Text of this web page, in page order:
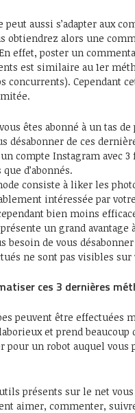
peut aussi s’adapter aux
obtiendrez alors une
effet, poster un
est similaire au 1er
concurrents). Cependant
êtes abonné à un tas
désabonner de ces
compte Instagram avec 3
d’abonnés.
consiste à liker les
intéressée par
bien moins
un grand avantage
besoin de vous
ne sont pas visibles
ces 3 dernières
peuvent être effectuées
et prend beaucoup
pour un robot auquel vous
présents sur le net
aimer, commenter,